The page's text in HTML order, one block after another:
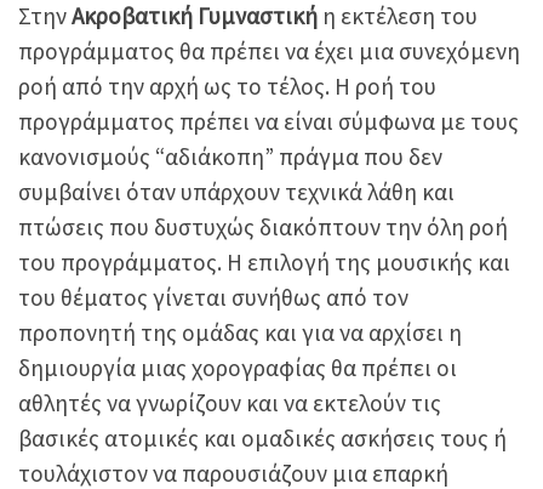
ΣτηνΑκροβατική Γυμναστική η εκτέλεση του
προγράμματος θα πρέπει να έχει μια συνεχόμενη
ροή από την αρχή ως το τέλος. Η ροή του
προγράμματος πρέπει να είναι σύμφωνα με τους
κανονισμούς “αδιάκοπη” πράγμα που δεν
συμβαίνει όταν υπάρχουν τεχνικά λάθη και
πτώσεις που δυστυχώς διακόπτουν την όλη ροή
του προγράμματος. Η επιλογή της μουσικής και
του θέματος γίνεται συνήθως από τον
προπονητή της ομάδας και για να αρχίσει η
δημιουργία μιας χορογραφίας θα πρέπει οι
αθλητές να γνωρίζουν και να εκτελούν τις
βασικές ατομικές και ομαδικές ασκήσεις τους ή
τουλάχιστον να παρουσιάζουν μια επαρκή